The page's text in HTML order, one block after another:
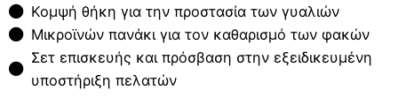
Κομψή θήκη για την προστασία των γυαλιών
Μικροϊνών πανάκι για τον καθαρισμό των φακών
Σετ επισκευής και πρόσβαση στην εξειδικευμένη
υποστήριξη πελατών